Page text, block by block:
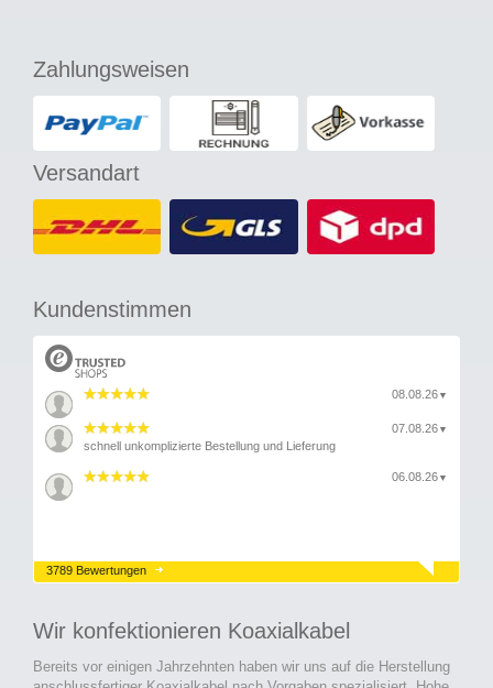
Zahlungsweisen
Versandart
Kundenstimmen
08.08.26 ▼
07.08.26 ▼
schnell unkomplizierte Bestellung und Lieferung
06.08.26 ▼
3789 Bewertungen
Wir konfektionieren Koaxialkabel
Bereits vor einigen Jahrzehnten haben wir uns auf die Herstellung